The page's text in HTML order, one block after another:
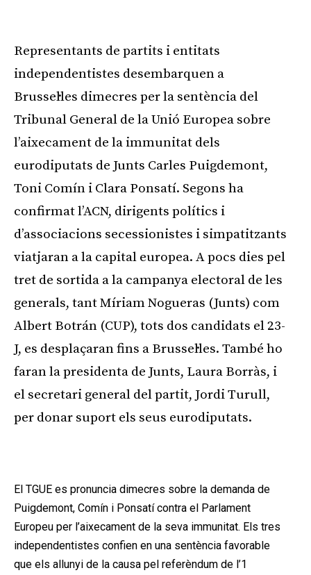
Representants de partits i entitats
independentistes desembarquen a
Brussel·les dimecres per la sentència del
Tribunal General de la Unió Europea sobre
l’aixecament de la immunitat dels
eurodiputats de Junts Carles Puigdemont,
Toni Comín i Clara Ponsatí. Segons ha
confirmat l’ACN, dirigents polítics i
d’associacions secessionistes i simpatitzants
viatjaran a la capital europea. A pocs dies pel
tret de sortida a la campanya electoral de les
generals, tant Míriam Nogueras (Junts) com
Albert Botrán (CUP), tots dos candidats el 23-
J, es desplaçaran fins a Brussel·les. També ho
faran la presidenta de Junts, Laura Borràs, i
el secretari general del partit, Jordi Turull,
per donar suport els seus eurodiputats.
El TGUE es pronuncia dimecres sobre la demanda de
Puigdemont, Comín i Ponsatí contra el Parlament
Europeu per l’aixecament de la seva immunitat. Els tres
independentistes confien en una sentència favorable
que els allunyi de la causa pel referèndum de l’1